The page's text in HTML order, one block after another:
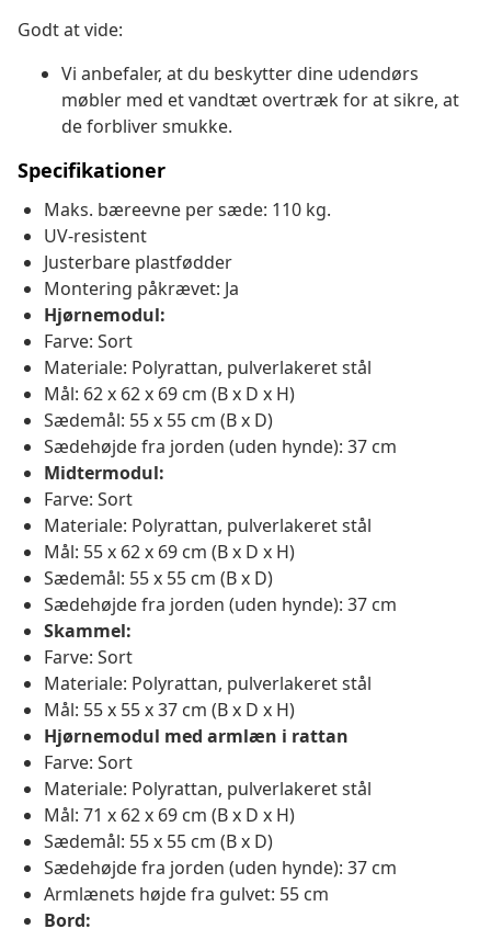
Godt at vide:
Vi anbefaler, at du beskytter dine udendørs
møbler med et vandtæt overtræk for at sikre, at
de forbliver smukke.
Specifikationer
Maks. bæreevne per sæde: 110 kg.
UV-resistent
Justerbare plastfødder
Montering påkrævet: Ja
Hjørnemodul:
Farve: Sort
Materiale: Polyrattan, pulverlakeret stål
Mål: 62 x 62 x 69 cm (B x D x H)
Sædemål: 55 x 55 cm (B x D)
Sædehøjde fra jorden (uden hynde): 37 cm
Midtermodul:
Farve: Sort
Materiale: Polyrattan, pulverlakeret stål
Mål: 55 x 62 x 69 cm (B x D x H)
Sædemål: 55 x 55 cm (B x D)
Sædehøjde fra jorden (uden hynde): 37 cm
Skammel:
Farve: Sort
Materiale: Polyrattan, pulverlakeret stål
Mål: 55 x 55 x 37 cm (B x D x H)
Hjørnemodul med armlæn i rattan
Farve: Sort
Materiale: Polyrattan, pulverlakeret stål
Mål: 71 x 62 x 69 cm (B x D x H)
Sædemål: 55 x 55 cm (B x D)
Sædehøjde fra jorden (uden hynde): 37 cm
Armlænets højde fra gulvet: 55 cm
Bord: